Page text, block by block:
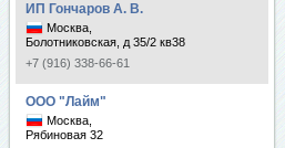
ИП Гончаров А. В.
Москва,
Болотниковская, д 35/2 кв38
+7 (916) 338-66-61
ООО "Лайм"
Москва,
Рябиновая 32